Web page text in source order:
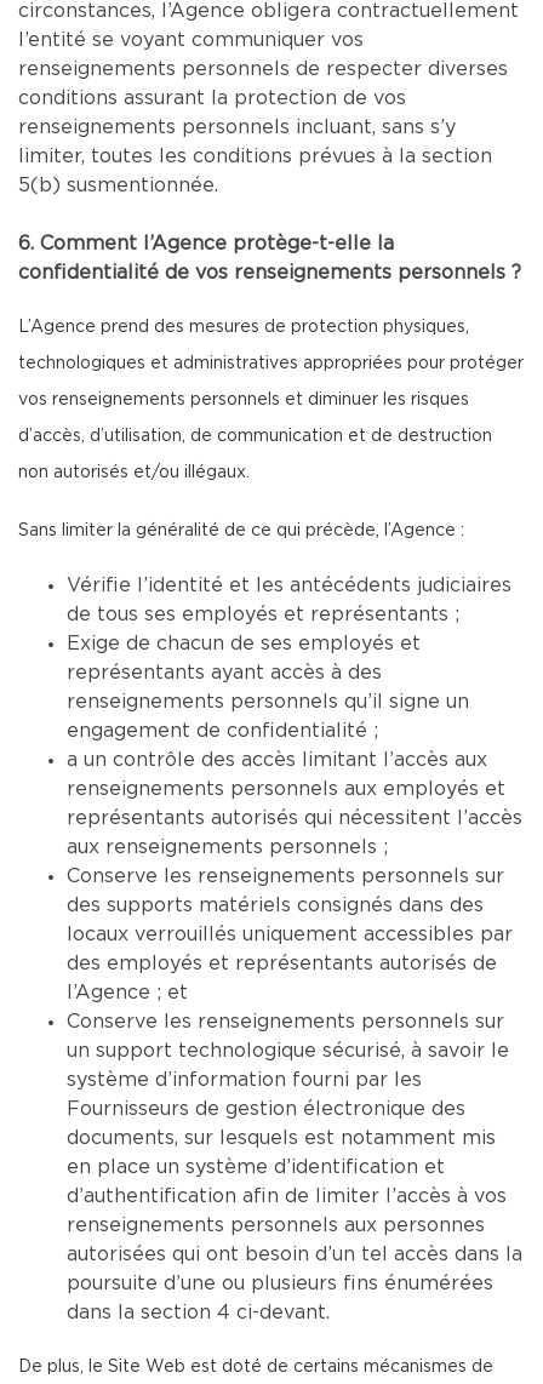
circonstances, l’Agence obligera contractuellement
l’entité se voyant communiquer vos
renseignements personnels de respecter diverses
conditions assurant la protection de vos
renseignements personnels incluant, sans s’y
limiter, toutes les conditions prévues à la section
5(b) susmentionnée.
6. Comment l’Agence protège-t-elle la
confidentialité de vos renseignements personnels ?
L’Agence prend des mesures de protection physiques,
technologiques et administratives appropriées pour protéger
vos renseignements personnels et diminuer les risques
d’accès, d’utilisation, de communication et de destruction
non autorisés et/ou illégaux.
Sans limiter la généralité de ce qui précède, l’Agence :
Vérifie l’identité et les antécédents judiciaires
de tous ses employés et représentants ;
Exige de chacun de ses employés et
représentants ayant accès à des
renseignements personnels qu’il signe un
engagement de confidentialité ;
a un contrôle des accès limitant l’accès aux
renseignements personnels aux employés et
représentants autorisés qui nécessitent l’accès
aux renseignements personnels ;
Conserve les renseignements personnels sur
des supports matériels consignés dans des
locaux verrouillés uniquement accessibles par
des employés et représentants autorisés de
l’Agence ; et
Conserve les renseignements personnels sur
un support technologique sécurisé, à savoir le
système d’information fourni par les
Fournisseurs de gestion électronique des
documents, sur lesquels est notamment mis
en place un système d’identification et
d’authentification afin de limiter l’accès à vos
renseignements personnels aux personnes
autorisées qui ont besoin d’un tel accès dans la
poursuite d’une ou plusieurs fins énumérées
dans la section 4 ci-devant.
De plus, le Site Web est doté de certains mécanismes de